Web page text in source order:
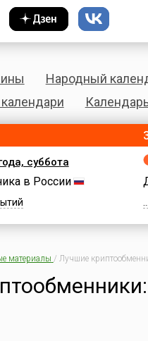
Народный
суббота
в России
материалы / Лучшие